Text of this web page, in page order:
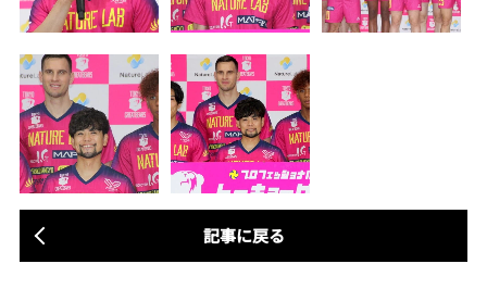
記事に戻る